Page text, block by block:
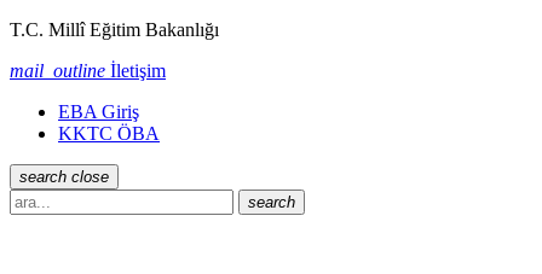
T.C. Millî Eğitim Bakanlığı
mail_outline İletişim
EBA Giriş
KKTC ÖBA
search close
search